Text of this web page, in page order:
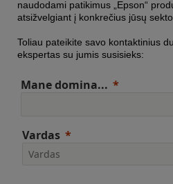
naudodami patikimus „Epson“
atsižvelgiant į konkrečius jūsų
Toliau pateikite savo kontaktinius
ekspertas su jumis susisieks:
Mane domina...
Vardas